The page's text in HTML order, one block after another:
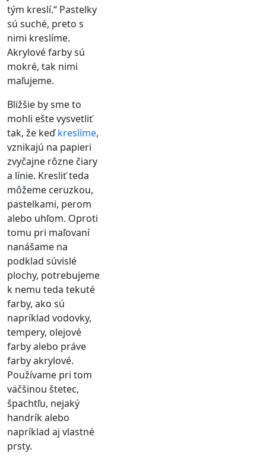
tým kreslí.“ Pastelky
sú suché, preto s
nimi kreslíme.
Akrylové farby sú
mokré, tak nimi
maľujeme.
Bližšie by sme to
mohli ešte vysvetliť
tak, že keďkreslíme,
vznikajú na papieri
zvyčajne rôzne čiary
a línie. Kresliť teda
môžeme ceruzkou,
pastelkami, perom
alebo uhľom. Oproti
tomu pri maľovaní
nanášame na
podklad súvislé
plochy, potrebujeme
k nemu teda tekuté
farby, ako sú
napríklad vodovky,
tempery, olejové
farby alebo práve
farby akrylové.
Používame pri tom
väčšinou štetec,
špachtľu, nejaký
handrík alebo
napríklad aj vlastné
prsty.